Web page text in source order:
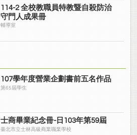
114-2 全校教職員特教暨自殺防治
守門人成果冊
輔導室
107學年度營業企劃書前五名作品
第65屆學生
士商畢業紀念冊-日103年第59屆
臺北市立士林高級商業職業學校